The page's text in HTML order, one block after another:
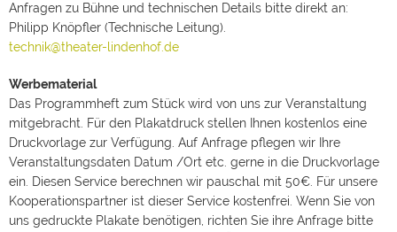
Anfragen zu Bühne und technischen Details bitte direkt an:
Philipp Knöpfler (Technische Leitung).
technik@theater-lindenhof.de
Werbematerial
Das Programmheft zum Stück wird von uns zur Veranstaltung
mitgebracht. Für den Plakatdruck stellen Ihnen kostenlos eine
Druckvorlage zur Verfügung. Auf Anfrage pflegen wir Ihre
Veranstaltungsdaten Datum /Ort etc. gerne in die Druckvorlage
ein. Diesen Service berechnen wir pauschal mit 50€. Für unsere
Kooperationspartner ist dieser Service kostenfrei. Wenn Sie von
uns gedruckte Plakate benötigen, richten Sie ihre Anfrage bitte